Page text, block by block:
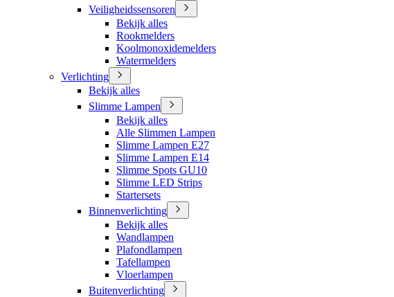
Veiligheidssensoren
Bekijk alles
Rookmelders
Koolmonoxidemelders
Watermelders
Verlichting
Bekijk alles
Slimme Lampen
Bekijk alles
Alle Slimmen Lampen
Slimme Lampen E27
Slimme Lampen E14
Slimme Spots GU10
Slimme LED Strips
Startersets
Binnenverlichting
Bekijk alles
Wandlampen
Plafondlampen
Tafellampen
Vloerlampen
Buitenverlichting